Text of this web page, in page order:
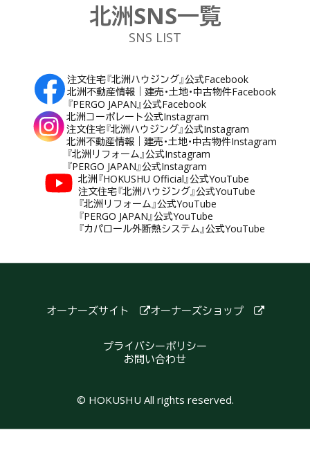
北洲SNS一覧
SNS LIST
注文住宅『北洲ハウジング』公式Facebook
北洲不動産情報｜建売・土地・中古物件Facebook
『PERGO JAPAN』公式Facebook
北洲コーポレート公式Instagram
注文住宅『北洲ハウジング』公式Instagram
北洲不動産情報｜建売・土地・中古物件Instagram
『北洲リフォーム』公式Instagram
『PERGO JAPAN』公式Instagram
北洲『HOKUSHU Official』公式YouTube
注文住宅『北洲ハウジング』公式YouTube
『北洲リフォーム』公式YouTube
『PERGO JAPAN』公式YouTube
『カパロール外断熱システム』公式YouTube
オーナーズサイト オーナーズショップ
プライバシーポリシー
お問い合わせ
© HOKUSHU All rights reserved.